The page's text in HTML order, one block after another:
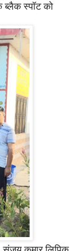
ब्लैक स्पॉट को